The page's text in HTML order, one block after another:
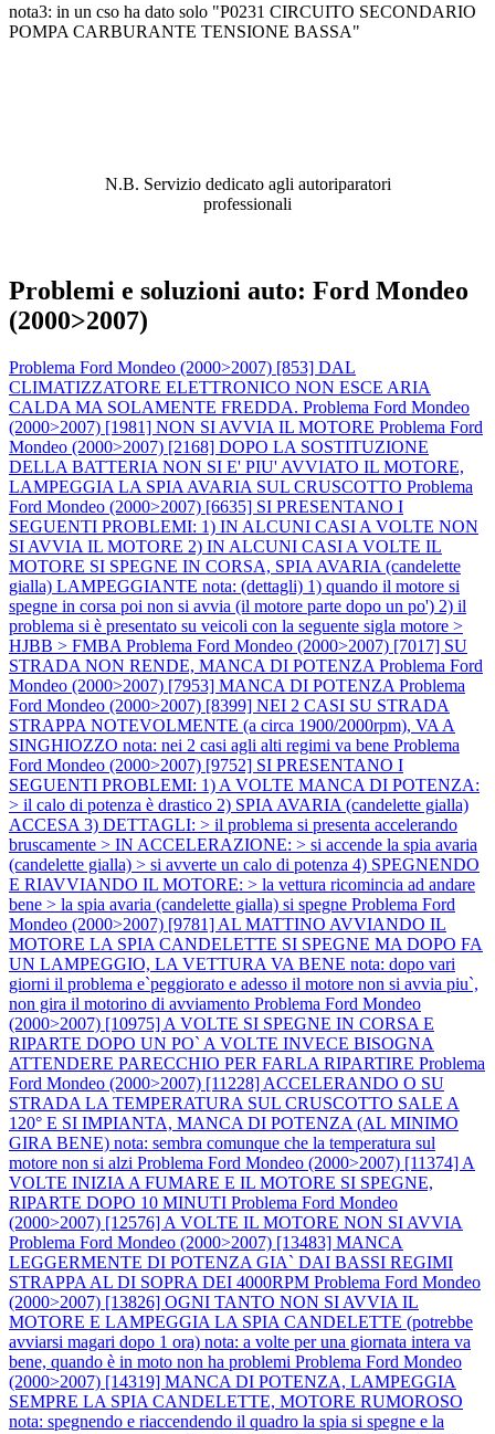
nota3: in un cso ha dato solo "P0231 CIRCUITO SECONDARIO
POMPA CARBURANTE TENSIONE BASSA"
N.B. Servizio dedicato agli autoriparatori
professionali
Problemi e soluzioni auto: Ford Mondeo
(2000>2007)
Problema Ford Mondeo (2000>2007) [853] DAL
CLIMATIZZATORE ELETTRONICO NON ESCE ARIA
CALDA MA SOLAMENTE FREDDA. Problema Ford Mondeo
(2000>2007) [1981] NON SI AVVIA IL MOTORE Problema Ford
Mondeo (2000>2007) [2168] DOPO LA SOSTITUZIONE
DELLA BATTERIA NON SI E' PIU' AVVIATO IL MOTORE,
LAMPEGGIA LA SPIA AVARIA SUL CRUSCOTTO Problema
Ford Mondeo (2000>2007) [6635] SI PRESENTANO I
SEGUENTI PROBLEMI: 1) IN ALCUNI CASI A VOLTE NON
SI AVVIA IL MOTORE 2) IN ALCUNI CASI A VOLTE IL
MOTORE SI SPEGNE IN CORSA, SPIA AVARIA (candelette
gialla) LAMPEGGIANTE nota: (dettagli) 1) quando il motore si
spegne in corsa poi non si avvia (il motore parte dopo un po') 2) il
problema si è presentato su veicoli con la seguente sigla motore >
HJBB > FMBA Problema Ford Mondeo (2000>2007) [7017] SU
STRADA NON RENDE, MANCA DI POTENZA Problema Ford
Mondeo (2000>2007) [7953] MANCA DI POTENZA Problema
Ford Mondeo (2000>2007) [8399] NEI 2 CASI SU STRADA
STRAPPA NOTEVOLMENTE (a circa 1900/2000rpm), VA A
SINGHIOZZO nota: nei 2 casi agli alti regimi va bene Problema
Ford Mondeo (2000>2007) [9752] SI PRESENTANO I
SEGUENTI PROBLEMI: 1) A VOLTE MANCA DI POTENZA:
> il calo di potenza è drastico 2) SPIA AVARIA (candelette gialla)
ACCESA 3) DETTAGLI: > il problema si presenta accelerando
bruscamente > IN ACCELERAZIONE: > si accende la spia avaria
(candelette gialla) > si avverte un calo di potenza 4) SPEGNENDO
E RIAVVIANDO IL MOTORE: > la vettura ricomincia ad andare
bene > la spia avaria (candelette gialla) si spegne Problema Ford
Mondeo (2000>2007) [9781] AL MATTINO AVVIANDO IL
MOTORE LA SPIA CANDELETTE SI SPEGNE MA DOPO FA
UN LAMPEGGIO, LA VETTURA VA BENE nota: dopo vari
giorni il problema e`peggiorato e adesso il motore non si avvia piu`,
non gira il motorino di avviamento Problema Ford Mondeo
(2000>2007) [10975] A VOLTE SI SPEGNE IN CORSA E
RIPARTE DOPO UN PO` A VOLTE INVECE BISOGNA
ATTENDERE PARECCHIO PER FARLA RIPARTIRE Problema
Ford Mondeo (2000>2007) [11228] ACCELERANDO O SU
STRADA LA TEMPERATURA SUL CRUSCOTTO SALE A
120° E SI IMPIANTA, MANCA DI POTENZA (AL MINIMO
GIRA BENE) nota: sembra comunque che la temperatura sul
motore non si alzi Problema Ford Mondeo (2000>2007) [11374] A
VOLTE INIZIA A FUMARE E IL MOTORE SI SPEGNE,
RIPARTE DOPO 10 MINUTI Problema Ford Mondeo
(2000>2007) [12576] A VOLTE IL MOTORE NON SI AVVIA
Problema Ford Mondeo (2000>2007) [13483] MANCA
LEGGERMENTE DI POTENZA GIA` DAI BASSI REGIMI
STRAPPA AL DI SOPRA DEI 4000RPM Problema Ford Mondeo
(2000>2007) [13826] OGNI TANTO NON SI AVVIA IL
MOTORE E LAMPEGGIA LA SPIA CANDELETTE (potrebbe
avviarsi magari dopo 1 ora) nota: a volte per una giornata intera va
bene, quando è in moto non ha problemi Problema Ford Mondeo
(2000>2007) [14319] MANCA DI POTENZA, LAMPEGGIA
SEMPRE LA SPIA CANDELETTE, MOTORE RUMOROSO
nota: spegnendo e riaccendendo il quadro la spia si spegne e la